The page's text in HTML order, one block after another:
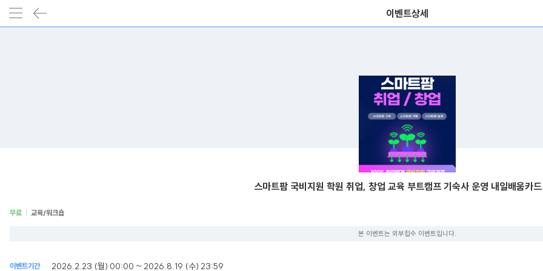
이벤트상세
스마트팜 국비지원 학원 취업, 창업 교육 부트캠프 기숙사 운영 내일배움카
무료 교육/워크숍
본 이벤트는 외부접수 이벤트입니다.
이벤트기간 2026.2.23 (월) 00:00 ~ 2026.8.19 (수) 23:59